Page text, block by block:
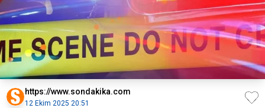
https://www.sondakika.com
12 Ekim 2025 20:51